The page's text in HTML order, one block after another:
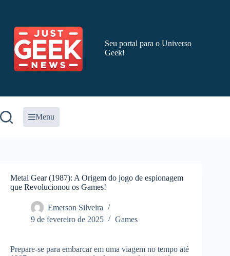
conteúdo
Seu portal para o Universo
Geek!
Menu
Metal Gear (1987): A Origem do jogo de espionagem
que Revolucionou os Games!
Emerson Silveira
9 de fevereiro de 2025
Games
Prepare-se para embarcar em uma viagem no tempo até